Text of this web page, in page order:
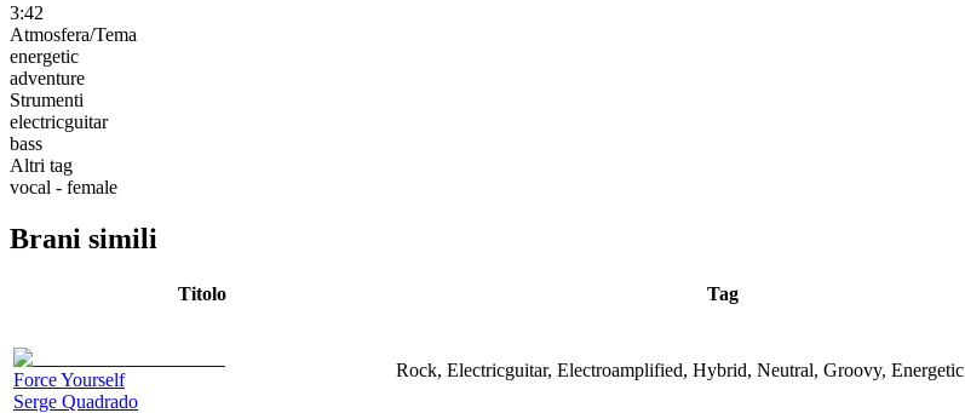
3:42
Atmosfera/Tema
energetic
adventure
Strumenti
electricguitar
bass
Altri tag
vocal - female
Brani simili
Titolo Tag
Force Yourself
Serge Quadrado
Rock, Electricguitar, Electroamplified, Hybrid, Neutral, Groovy, Energetic